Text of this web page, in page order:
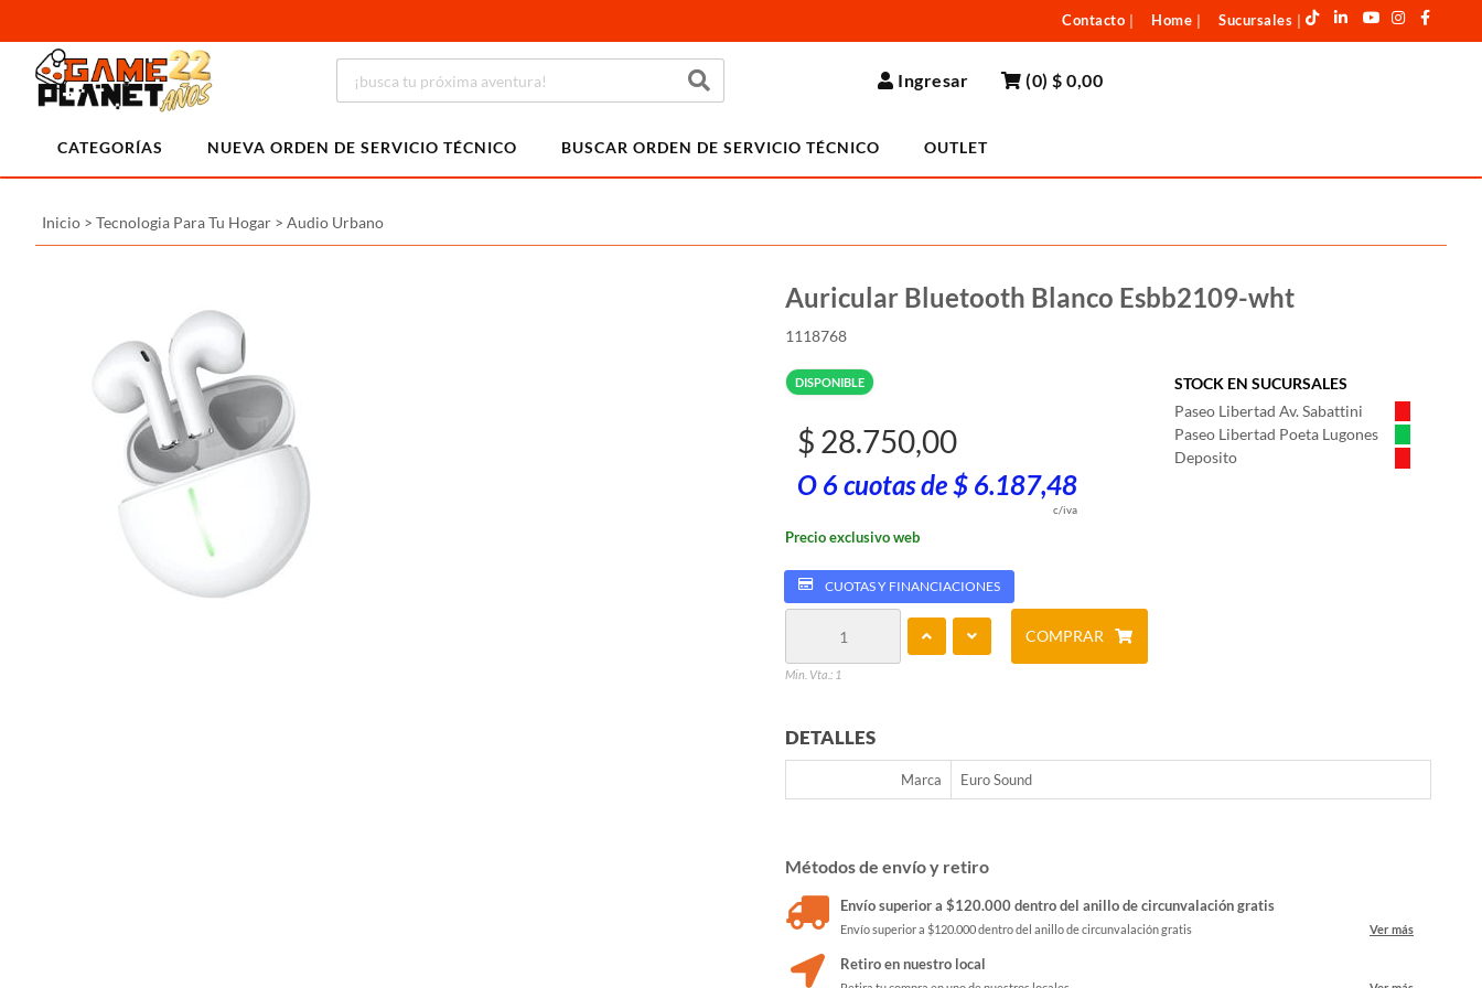
Contacto Home Sucursales
Ingresar (0)$ 0,00
CATEGORÍAS NUEVA ORDEN DE SERVICIO TÉCNICO BUSCAR ORDEN DE SERVICIO TÉCNICO OUTLET
Inicio > Tecnologia Para Tu Hogar > Audio Urbano
Auricular Bluetooth Blanco Esbb2109-wht
1118768
DISPONIBLE
STOCK EN SUCURSALES
Paseo Libertad Av. Sabattini
Paseo Libertad Poeta Lugones
Deposito
$ 28.750,00
O 6 cuotas de $ 6.187,48
c/iva
Precio exclusivo web
CUOTAS Y FINANCIACIONES
Min. Vta.: 1
COMPRAR
DETALLES
Marca Euro Sound
Métodos de envío y retiro
Envío superior a $120.000 dentro del anillo de circunvalación gratis
Envío superior a $120.000 dentro del anillo de circunvalación gratis Ver más
Retiro en nuestro local